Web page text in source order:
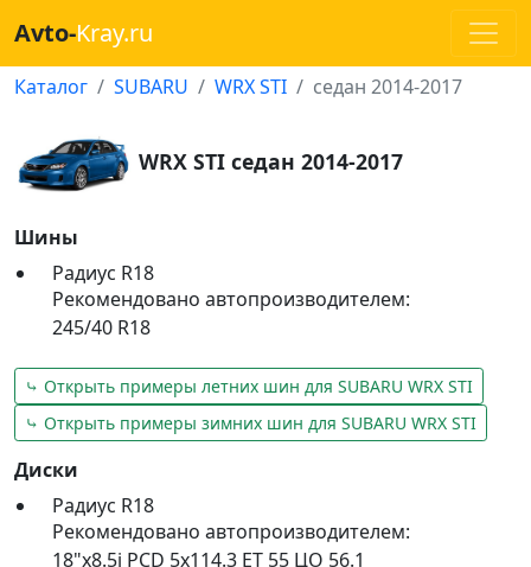
Avto-Kray.ru
Каталог SUBARU WRX STI седан 2014-2017
WRX STI седан 2014-2017
Шины
Радиус R18
Рекомендовано автопроизводителем:
245/40 R18
⤷ Открыть примеры летних шин для SUBARU WRX STI
⤷ Открыть примеры зимних шин для SUBARU WRX STI
Диски
Радиус R18
Рекомендовано автопроизводителем:
18"x8.5j PCD 5x114.3 ET 55 ЦО 56.1